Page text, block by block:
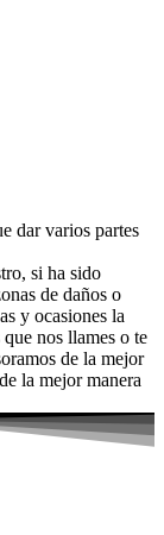
dar varios partes
si ha sido
de daños o
y ocasiones la
nos llames o te
de la mejor
la mejor manera